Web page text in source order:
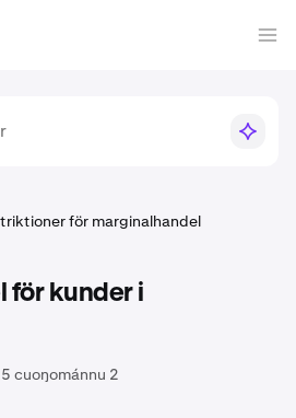
för marginalhandel
för kunder i
cuoŋománnu 2